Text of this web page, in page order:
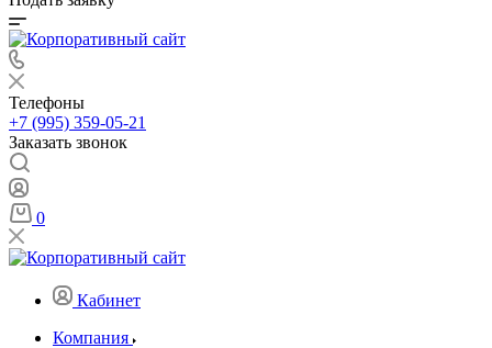
Телефоны
+7 (995) 359-05-21
Заказать звонок
0
Кабинет
Компания